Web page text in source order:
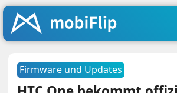
Firmware und Updates